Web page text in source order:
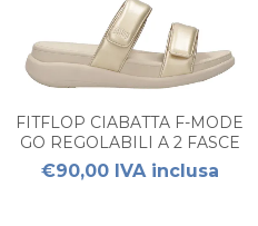
FITFLOP CIABATTA F-MODE
GO REGOLABILI A 2 FASCE
SANDAL DONNA
€90,00 IVA inclusa